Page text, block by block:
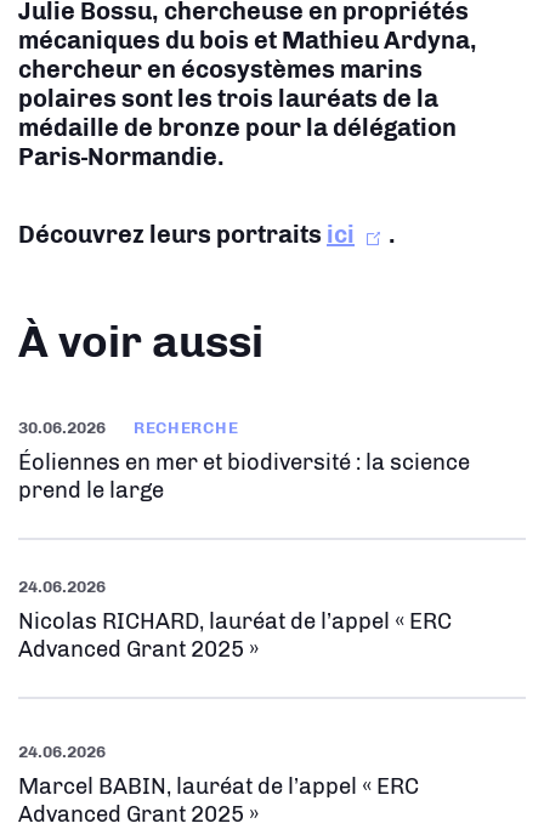
Julie Bossu, chercheuse en propriétés
mécaniques du bois et Mathieu Ardyna,
chercheur en écosystèmes marins
polaires sont les trois lauréats de la
médaille de bronze pour la délégation
Paris-Normandie.
Découvrez leurs portraits ici .
À voir aussi
30.06.2026 RECHERCHE
Éoliennes en mer et biodiversité : la science
prend le large
24.06.2026
Nicolas RICHARD, lauréat de l’appel « ERC
Advanced Grant 2025 »
24.06.2026
Marcel BABIN, lauréat de l’appel « ERC
Advanced Grant 2025 »